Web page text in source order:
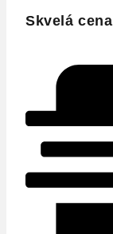
Skvelá cena